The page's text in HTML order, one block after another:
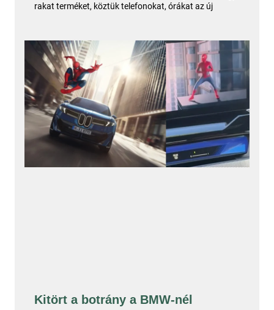
rakat terméket, köztük telefonokat, órákat az új
Kitört a botrány a BMW-nél